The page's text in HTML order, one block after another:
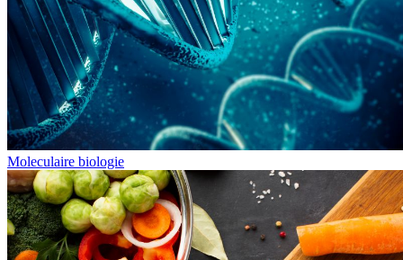
Moleculaire biologie